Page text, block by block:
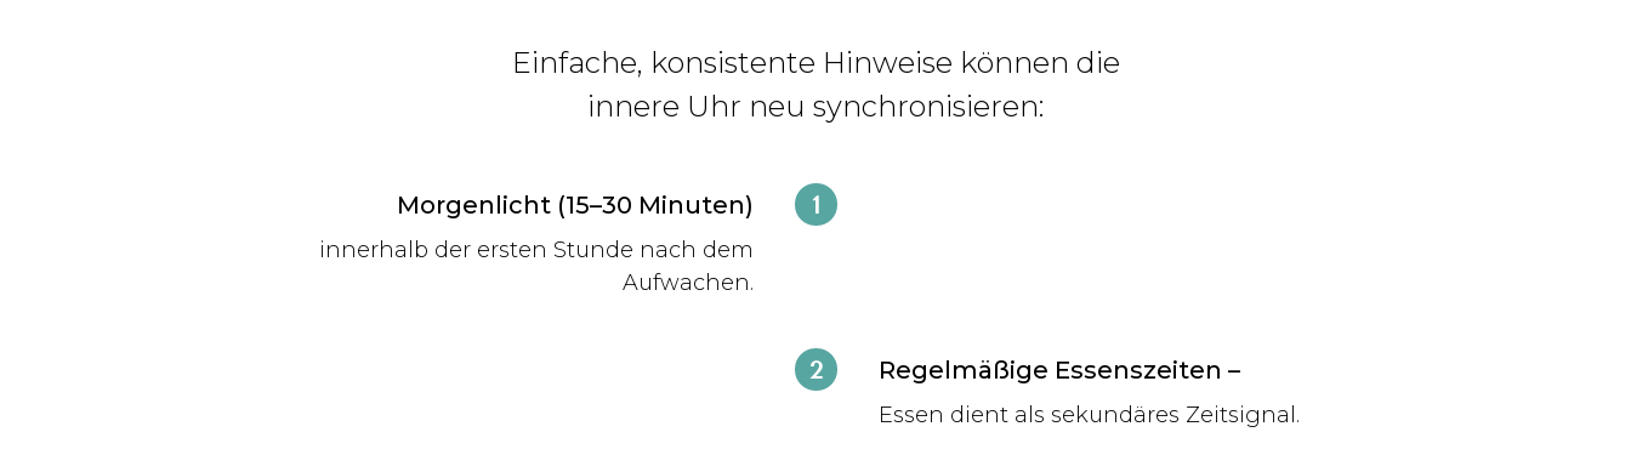
Einfache, konsistente Hinweise können die
innere Uhr neu synchronisieren:
Morgenlicht (15–30 Minuten)
innerhalb der ersten Stunde nach dem
Aufwachen.
Regelmäßige Essenszeiten –
Essen dient als sekundäres Zeitsignal.